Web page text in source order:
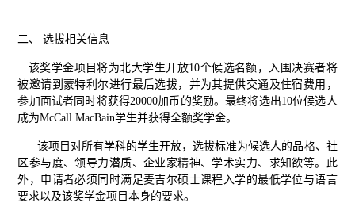
二、 选拔相关信息
该奖学金项目将为北大学生开放10个候选名额，入围决赛者将
被邀请到蒙特利尔进行最后选拔，并为其提供交通及住宿费用，
参加面试者同时将获得20000加币的奖励。最终将选出10位候选人
成为McCall MacBain学生并获得全额奖学金。
该项目对所有学科的学生开放，选拔标准为候选人的品格、社
区参与度、领导力潜质、企业家精神、学术实力、求知欲等。此
外，申请者必须同时满足麦吉尔硕士课程入学的最低学位与语言
要求以及该奖学金项目本身的要求。